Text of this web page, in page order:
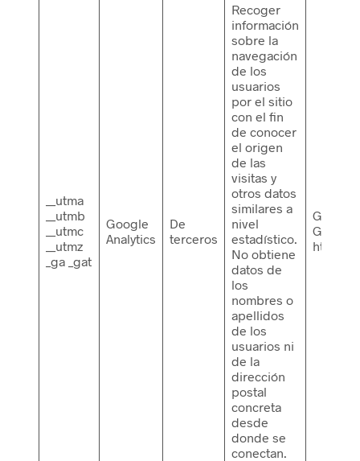
__utma
__utmb
__utmc
__utmz
_ga _gat
Google
Analytics
De
terceros
Recoger
información
sobre la
navegación
de los
usuarios
por el sitio
con el fin
de conocer
el origen
de las
visitas y
otros datos
similares a
nivel
estadístico.
No obtiene
datos de
los
nombres o
apellidos
de los
usuarios ni
de la
dirección
postal
concreta
desde
donde se
conectan.
Google
Google:
http://